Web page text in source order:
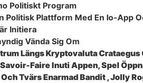
Politiskt Program
Politisk Plattform Med En Io-App
Initiera
Vända Sig Om
Längs Kryptovaluta
Faire Inuti Appen, Spel
Tvärs Enarmad Bandit , Jolly